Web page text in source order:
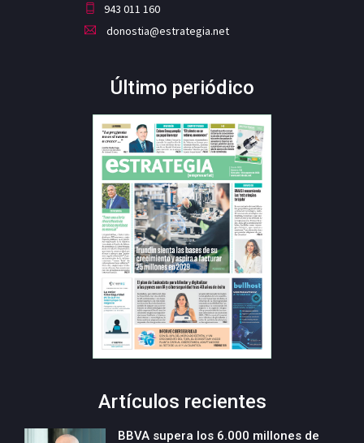
943 011 160
donostia@estrategia.net
Último periódico
Artículos recientes
BBVA supera los 6.000 millones de